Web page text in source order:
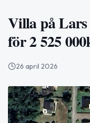
Villa på Lars
för 2 525
26 april 2026